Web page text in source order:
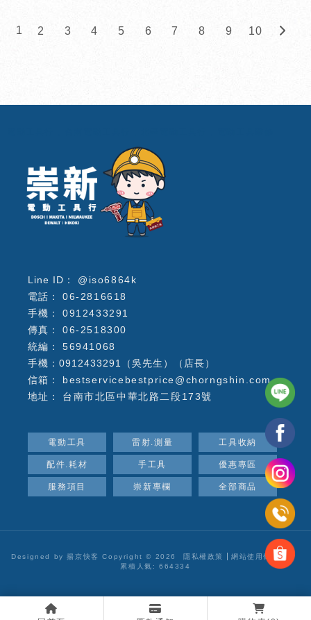
1 2 3 4 5 6 7 8 9 10
@iso6864k
06-2816618
0912433291
06-2518300
56941068
手機：0912433291（吳先生）（店長）
bestservicebestprice@chorngshin.com
台南市北區中華北路二段173號
電動工具 雷射.測量 工具收納
配件.耗材 手工具 優惠專區
服務項目 崇新專欄 全部商品
Designed by揚京快客 Copyright © 2026 隱私權政策 網站使用條款
..
累積人氣: 664334